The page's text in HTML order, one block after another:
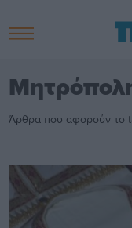
Άρθρα που αφορούν το